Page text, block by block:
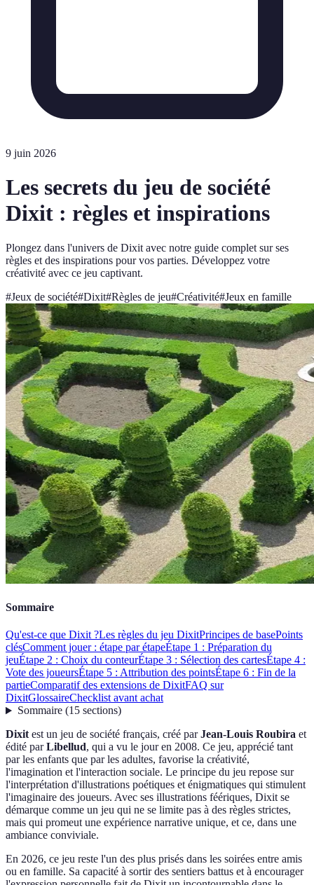
9 juin 2026
Les secrets du jeu de société
Dixit : règles et inspirations
Plongez dans l'univers de Dixit avec notre guide complet sur ses
règles et des inspirations pour vos parties. Développez votre
créativité avec ce jeu captivant.
#Jeux de société#Dixit#Règles de jeu#Créativité#Jeux en famille
Sommaire
Qu'est-ce que Dixit ?Les règles du jeu DixitPrincipes de basePoints
clésComment jouer : étape par étapeÉtape 1 : Préparation du
jeuÉtape 2 : Choix du conteurÉtape 3 : Sélection des cartesÉtape 4 :
Vote des joueursÉtape 5 : Attribution des pointsÉtape 6 : Fin de la
partieComparatif des extensions de DixitFAQ sur
DixitGlossaireChecklist avant achat
Sommaire(15 sections)
Dixitest un jeu de société français, créé parJean-Louis Roubira et
édité parLibellud, qui a vu le jour en 2008. Ce jeu, apprécié tant
par les enfants que par les adultes, favorise la créativité,
l'imagination et l'interaction sociale. Le principe du jeu repose sur
l'interprétation d'illustrations poétiques et énigmatiques qui stimulent
l'imaginaire des joueurs. Avec ses illustrations féériques, Dixit se
démarque comme un jeu qui ne se limite pas à des règles strictes,
mais qui promeut une expérience narrative unique, et ce, dans une
ambiance conviviale.
En 2026, ce jeu reste l'un des plus prisés dans les soirées entre amis
ou en famille. Sa capacité à sortir des sentiers battus et à encourager